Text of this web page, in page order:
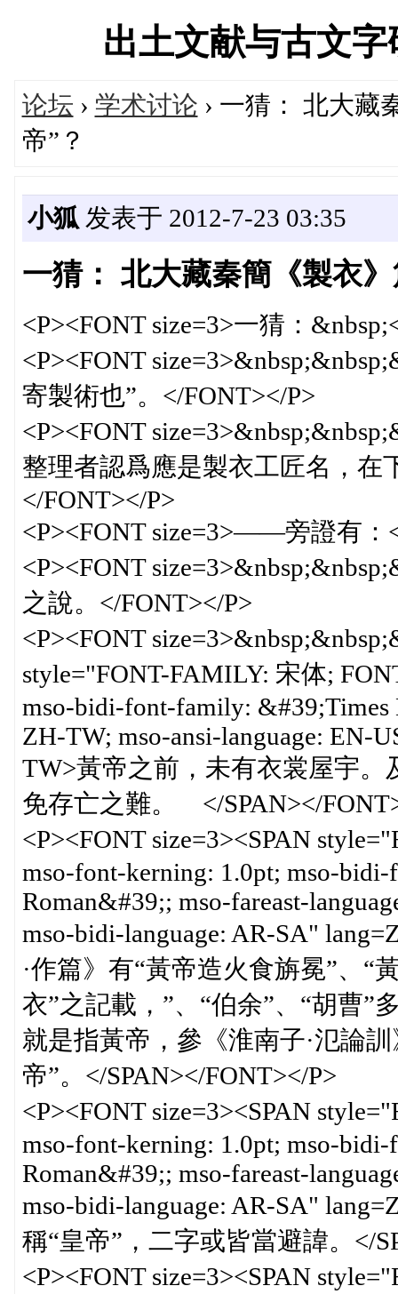
出土文献与古文
论坛 › 学术讨论 › 一猜： 北大藏
帝”？
小狐 发表于 2012-7-23 03:35
一猜： 北大藏秦簡《製衣
<P><FONT size=3>一猜：
<P><FONT
寄製術也”。</FONT></P>
<P><FONT
整理者認爲應是製衣工匠名，在
</FONT></P>
<P><FONT size=3>——旁證有：
<P><FONT
之說。</FONT></P>
<P><FONT
style="FONT-FAMILY: 宋体;
mso-bidi-font-family: &#39;Times
ZH-TW; mso-ansi-language: EN-
TW>黃帝之前，未有衣裳屋宇
免存亡之難。 </SPAN></
<P><FONT size=3><SPAN
mso-font-kerning: 1.0pt; mso-
Roman&#39;; mso-fareast-
mso-bidi-language: AR-SA"
·作篇》有“黃帝造火食旃冕”、“
衣”之記載，”、“伯余”、“胡曹”
就是指黃帝，參《淮南子·氾論
帝”。</SPAN></FONT></P>
<P><FONT size=3><SPAN
mso-font-kerning: 1.0pt; mso-
Roman&#39;; mso-fareast-
mso-bidi-language: AR-SA"
稱“皇帝”，二字或皆當避諱。</
<P><FONT size=3><SPAN